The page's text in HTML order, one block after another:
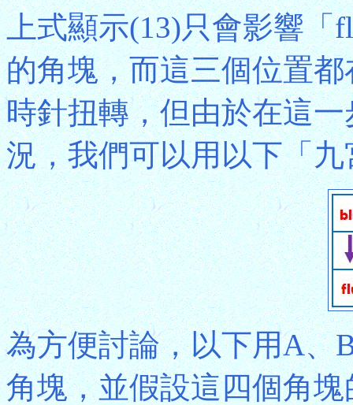
上式顯示(13)只會影響「
的角塊，而這三個位置
時針扭轉，但由於在這
況，我們可以用以下「
為方便討論，以下用A、
角塊，並假設這四個角